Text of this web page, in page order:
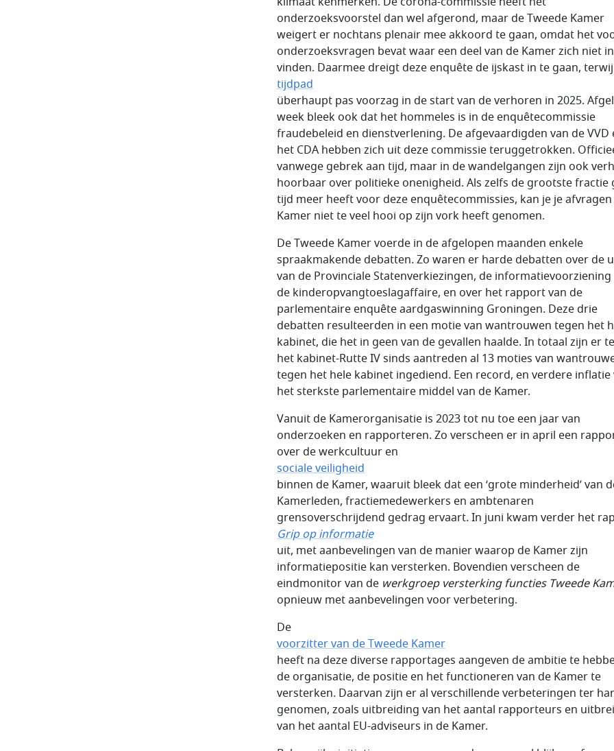
onderzoeksvoorstel dan wel afgerond, maar de Tweede Kamer
weigert er nochtans plenair mee akkoord te gaan, omdat het
onderzoeksvragen bevat waar een deel van de Kamer zich niet
vinden. Daarmee dreigt deze enquête de ijskast in te gaan,
tijdpad
überhaupt pas voorzag in de start van de verhoren in 2025.
week bleek ook dat het hommeles is in de enquêtecommissie
fraudebeleid en dienstverlening. De afgevaardigden van de VVD
het CDA hebben zich uit deze commissie teruggetrokken.
vanwege gebrek aan tijd, maar in de wandelgangen zijn ook
hoorbaar over politieke onenigheid. Als zelfs de grootste fractie
tijd meer heeft voor deze enquêtecommissies, kan je je
Kamer niet te veel hooi op zijn vork heeft genomen.
De Tweede Kamer voerde in de afgelopen maanden enkele
spraakmakende debatten. Zo waren er harde debatten over de
van de Provinciale Statenverkiezingen, de
de kinderopvangtoeslagaffaire, en over het rapport van de
parlementaire enquête aardgaswinning Groningen. Deze drie
debatten resulteerden in een motie van wantrouwen tegen het
kabinet, die het in geen van de gevallen haalde. In totaal zijn er
het kabinet-Rutte IV sinds aantreden al 13 moties van
tegen het hele kabinet ingediend. Een record, en verdere inflatie
het sterkste parlementaire middel van de Kamer.
Vanuit de Kamerorganisatie is 2023 tot nu toe een jaar van
onderzoeken en rapporteren. Zo verscheen er in april een
over de werkcultuur en
sociale veiligheid
binnen de Kamer, waaruit bleek dat een ‘grote minderheid’ van
Kamerleden, fractiemedewerkers en ambtenaren
grensoverschrijdend gedrag ervaart. In juni kwam verder het
Grip op informatie
uit, met aanbevelingen van de manier waarop de Kamer zijn
informatiepositie kan versterken. Bovendien verscheen de
eindmonitor van de werkgroep versterking functies Tweede
opnieuw met aanbevelingen voor verbetering.
De
voorzitter van de Tweede Kamer
heeft na deze diverse rapportages aangeven de ambitie te
de organisatie, de positie en het functioneren van de Kamer te
versterken. Daarvan zijn er al verschillende verbeteringen ter
genomen, zoals uitbreiding van het aantal rapporteurs en
van het aantal EU-adviseurs in de Kamer.